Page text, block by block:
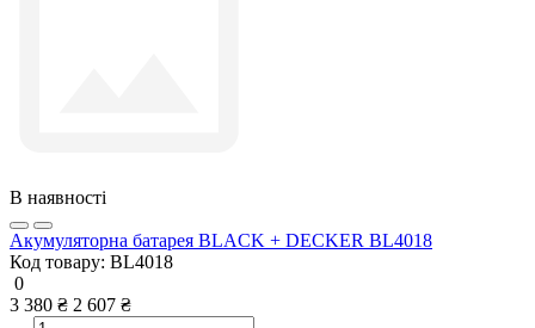
В наявності
Акумуляторна батарея BLACK + DECKER BL4018
Код товару: BL4018
0
3 380 ₴ 2 607 ₴